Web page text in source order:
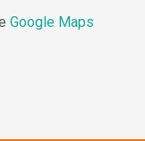
Google Maps